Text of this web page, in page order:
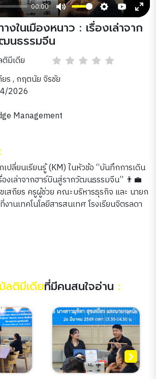
00:00
Mute SettingsYouTube
งในเมืองหนาว : เรื่องเล่าจาก
นธรรมจีน
มีเดีย
ร , กฤตนัย จิรชัย
2026
Management
:
ปลี่ยนเรียนรู้ (KM) ในหัวข้อ “บันทึกการเดิน
องเล่าจากฮาร์บินสู่รากวัฒนธรรมจีน” 👨‍💼
เสถียร ครูผู้ช่วย คณะบริหารธุรกิจ และ นายก
านเทคโนโลยีสารสนเทศ โรงเรียนจิตรลดา
มัลติมีเดียที่มีคนสนใจอ่าน :